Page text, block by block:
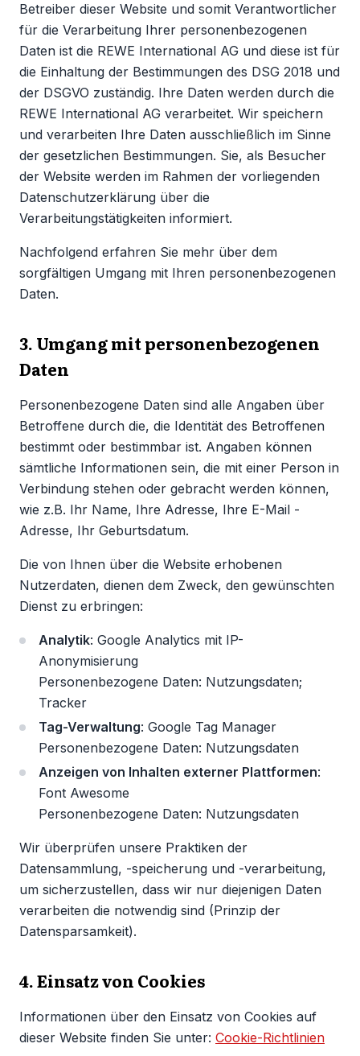
Betreiber dieser Website und somit Verantwortlicher
für die Verarbeitung Ihrer personenbezogenen
Daten ist die REWE International AG und diese ist für
die Einhaltung der Bestimmungen des DSG 2018 und
der DSGVO zuständig. Ihre Daten werden durch die
REWE International AG verarbeitet. Wir speichern
und verarbeiten Ihre Daten ausschließlich im Sinne
der gesetzlichen Bestimmungen. Sie, als Besucher
der Website werden im Rahmen der vorliegenden
Datenschutzerklärung über die
Verarbeitungstätigkeiten informiert.
Nachfolgend erfahren Sie mehr über dem
sorgfältigen Umgang mit Ihren personenbezogenen
Daten.
3. Umgang mit personenbezogenen
Daten
Personenbezogene Daten sind alle Angaben über
Betroffene durch die, die Identität des Betroffenen
bestimmt oder bestimmbar ist. Angaben können
sämtliche Informationen sein, die mit einer Person in
Verbindung stehen oder gebracht werden können,
wie z.B. Ihr Name, Ihre Adresse, Ihre E-Mail -
Adresse, Ihr Geburtsdatum.
Die von Ihnen über die Website erhobenen
Nutzerdaten, dienen dem Zweck, den gewünschten
Dienst zu erbringen:
Analytik: Google Analytics mit IP-
Anonymisierung
Personenbezogene Daten: Nutzungsdaten;
Tracker
Tag-Verwaltung: Google Tag Manager
Personenbezogene Daten: Nutzungsdaten
Anzeigen von Inhalten externer Plattformen:
Font Awesome
Personenbezogene Daten: Nutzungsdaten
Wir überprüfen unsere Praktiken der
Datensammlung, -speicherung und -verarbeitung,
um sicherzustellen, dass wir nur diejenigen Daten
verarbeiten die notwendig sind (Prinzip der
Datensparsamkeit).
4. Einsatz von Cookies
Informationen über den Einsatz von Cookies auf
dieser Website finden Sie unter: Cookie-Richtlinien